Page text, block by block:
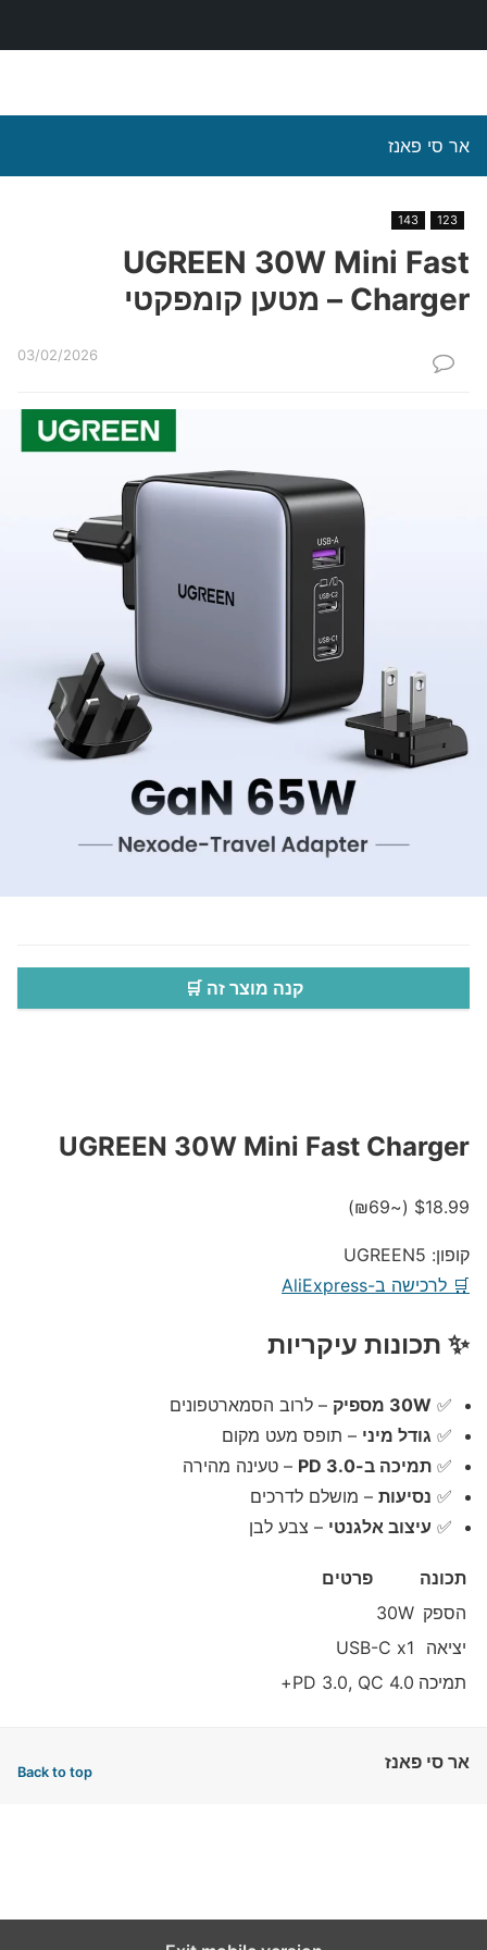
אר סי פאנז
123
143
UGREEN 30W Mini Fast
Charger – מטען קומפקטי
03/02/2026
קנה מוצר זה 🛒
UGREEN 30W Mini Fast Charger
$18.99
(~₪69)
קופון: UGREEN5
🛒 לרכישה ב-AliExpress
✨ תכונות עיקריות
✅ 30W מספיק
– לרוב הסמארטפונים
✅ גודל מיני – תופס מעט מקום
✅ תמיכה ב-PD 3.0
– טעינה מהירה
✅ נסיעות – מושלם לדרכים
✅ עיצוב אלגנטי – צבע לבן
תכונה
פרטים
הספק 30W
יציאה
USB-C x1
תמיכה PD 3.0, QC 4.0+
אר סי פאנז
Back to top